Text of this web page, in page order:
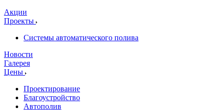
Акции
Проекты
Системы автоматического полива
Новости
Галерея
Цены
Проектирование
Благоустройство
Автополив